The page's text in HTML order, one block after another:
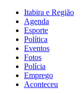
Itabira e Região
Agenda
Esporte
Política
Eventos
Fotos
Polícia
Emprego
Aconteceu